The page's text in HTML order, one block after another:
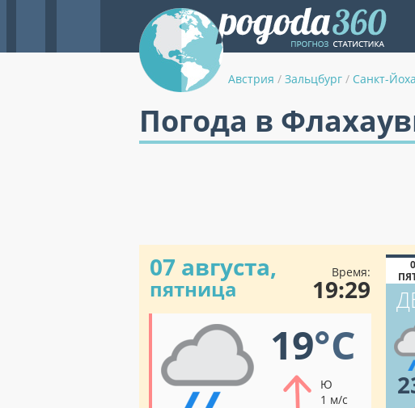
Австрия / Зальцбург / Санкт-
Погода в
07 августа,
пятница
Время:
19:29
19°C
Ю
1 м/с